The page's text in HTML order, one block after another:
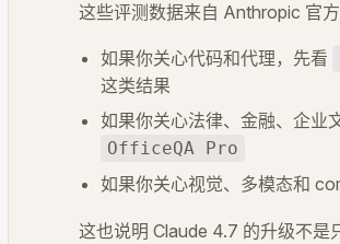
这些评测数据来自 Anthropic 官
如果你关心代码和代理，先看
这类结果
如果你关心法律、金融、企业
OfficeQA Pro
如果你关心视觉、多模态和
这也说明 Claude 4.7 的升级不是